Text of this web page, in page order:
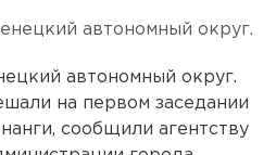
автономный округ.
автономный округ.
на первом заседании
сообщили агентству